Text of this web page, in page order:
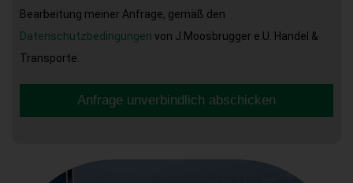
Bearbeitung meiner Anfrage, gemäß den
Datenschutzbedingungen von J.Moosbrugger e.U. Handel &
Transporte.
Anfrage unverbindlich abschicken